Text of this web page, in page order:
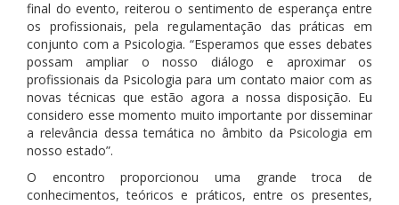
final do evento, reiterou o sentimento de esperança entre
os profissionais, pela regulamentação das práticas em
conjunto com a Psicologia. “Esperamos que esses debates
possam ampliar o nosso diálogo e aproximar os
profissionais da Psicologia para um contato maior com as
novas técnicas que estão agora a nossa disposição. Eu
considero esse momento muito importante por disseminar
a relevância dessa temática no âmbito da Psicologia em
nosso estado”.
O encontro proporcionou uma grande troca de
conhecimentos, teóricos e práticos, entre os presentes,